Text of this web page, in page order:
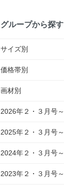
グループから探す
サイズ別
価格帯別
画材別
2026年２・３月号～
2025年２・３月号～
2024年２・３月号～
2023年２・３月号～